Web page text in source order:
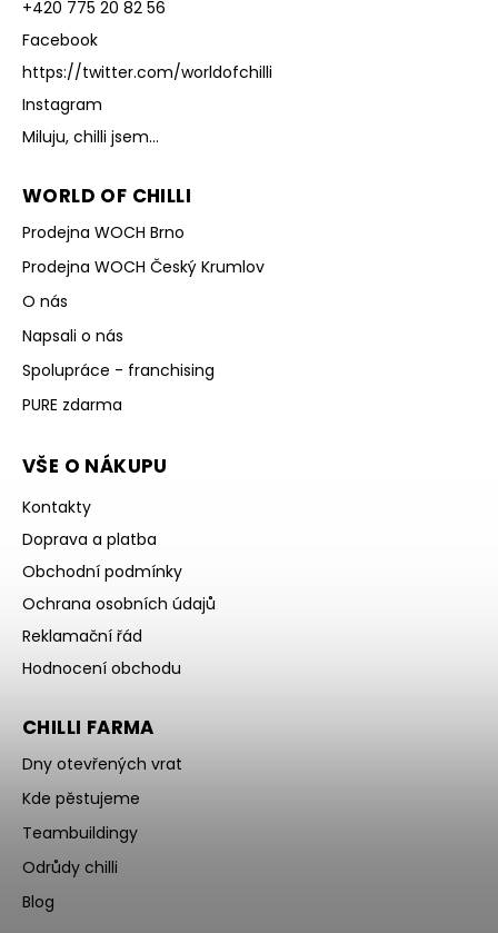
+420 775 20 82 56
Facebook
https://twitter.com/worldofchilli
Instagram
Miluju, chilli jsem...
WORLD OF CHILLI
Prodejna WOCH Brno
Prodejna WOCH Český Krumlov
O nás
Napsali o nás
Spolupráce - franchising
PURE zdarma
VŠE O NÁKUPU
Kontakty
Doprava a platba
Obchodní podmínky
Ochrana osobních údajů
Reklamační řád
Hodnocení obchodu
CHILLI FARMA
Dny otevřených vrat
Kde pěstujeme
Teambuildingy
Odrůdy chilli
Blog